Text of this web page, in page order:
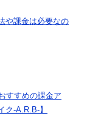
や課金は必要なの
すすめの課金ア
ク-A.R.B-】